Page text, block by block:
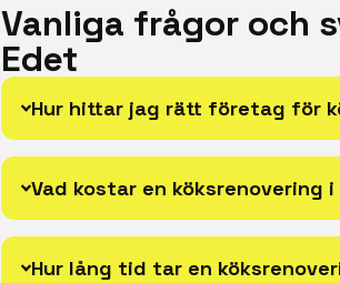
Vanliga frågor och
Edet
Hur hittar jag rätt företag för
Vad kostar en köksrenovering
Hur lång tid tar en